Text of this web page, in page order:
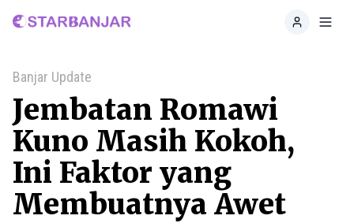
Home
Banjar Update
Jembatan Romawi
Kuno Masih Kokoh,
Ini Faktor yang
Membuatnya Awet